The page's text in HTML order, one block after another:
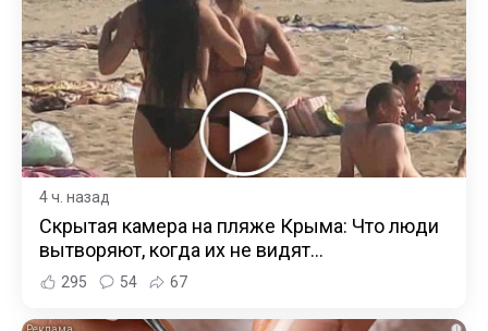
4 ч. назад
Скрытая камера на пляже Крыма: Что люди
вытворяют, когда их не видят...
295 54 67
i